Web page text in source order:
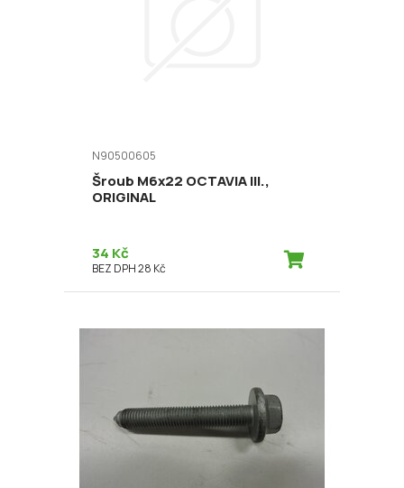
N90500605
Šroub M6x22 OCTAVIA III.,
ORIGINAL
34 Kč
BEZ DPH 28 Kč